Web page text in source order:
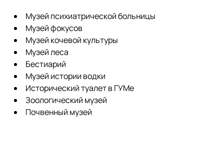
Музей психиатрической больницы
Музей фокусов
Музей кочевой культуры
Музей леса
Бестиарий
Музей истории водки
Исторический туалет в ГУМе
Зоологический музей
Почвенный музей